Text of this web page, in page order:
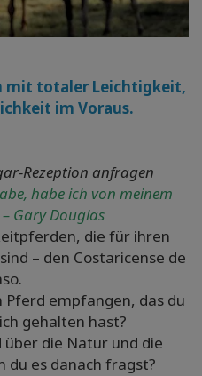
mit totaler Leichtigkeit,
im Voraus.
Rezeption anfragen
habe ich von meinem
Gary Douglas
die für ihren
– den Costaricense de
Pferd empfangen, das du
gehalten hast?
die Natur und die
du es danach fragst?